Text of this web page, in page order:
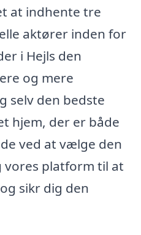
at indhente tre
aktører inden for
i Hejls den
og mere
selv den bedste
hjem, der er både
ved at vælge den
vores platform til at
sikr dig den